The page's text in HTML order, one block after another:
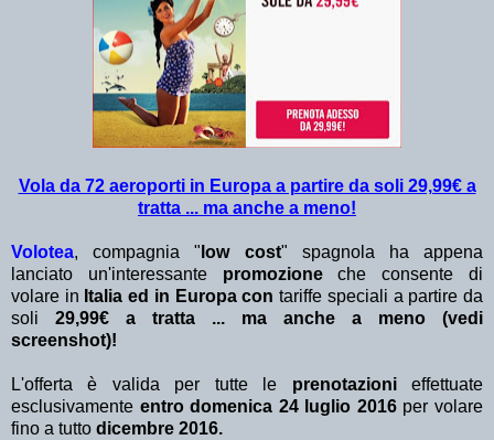
Vola da 72 aeroporti in Europa a partire da soli 29,99€ a
tratta ... ma anche a meno!
Volotea, compagnia " low cost" spagnola ha appena
lanciato un'interessante promozioneche consente di
volare in Italia ed in Europa con tariffe speciali a partire da
soli 29,99€ a tratta ... ma anche a meno (vedi
screenshot)!
L'offerta è valida per tutte le prenotazionieffettuate
esclusivamente entro domenica 24 luglio 2016 per volare
fino a tutto dicembre 2016.